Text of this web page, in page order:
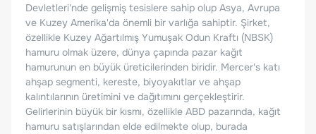
Devletleri'nde gelişmiş tesislere sahip olup Asya, Avrupa
ve Kuzey Amerika'da önemli bir varlığa sahiptir. Şirket,
özellikle Kuzey Ağartılmış Yumuşak Odun Kraftı (NBSK)
hamuru olmak üzere, dünya çapında pazar kağıt
hamurunun en büyük üreticilerinden biridir. Mercer's katı
ahşap segmenti, kereste, biyoyakıtlar ve ahşap
kalıntılarının üretimini ve dağıtımını gerçekleştirir.
Gelirlerinin büyük bir kısmı, özellikle ABD pazarında, kağıt
hamuru satışlarından elde edilmekte olup, burada